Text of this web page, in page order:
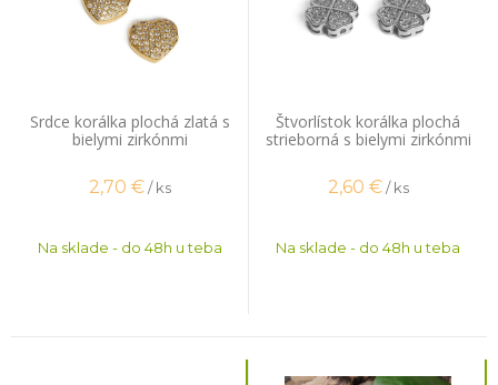
Srdce korálka plochá zlatá s
bielymi zirkónmi
2,70 € / ks
Na sklade - do 48h u teba
Štvorlístok korálka plochá
strieborná s bielymi zirkónmi
2,60 € / ks
Na sklade - do 48h u teba